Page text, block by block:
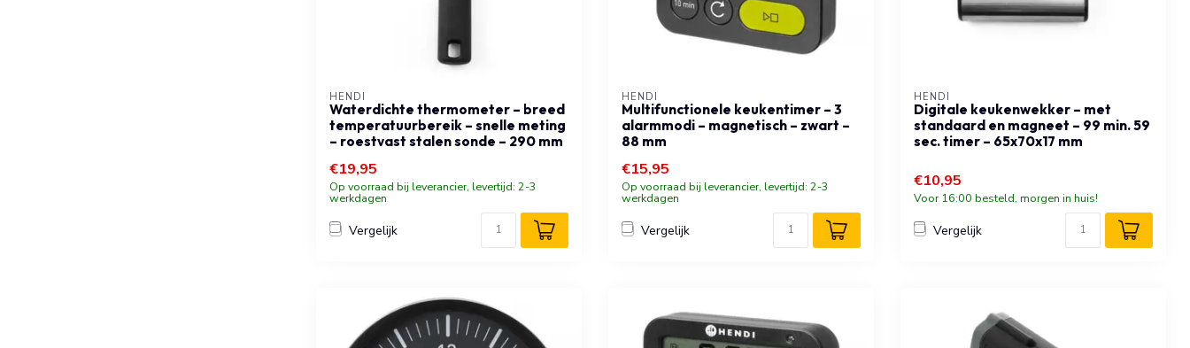
HENDI
Waterdichte thermometer – breed
temperatuurbereik – snelle meting
– roestvast stalen sonde – 290 mm
€19,95
Op voorraad bij leverancier, levertijd: 2-3
werkdagen
Vergelijk
HENDI
Multifunctionele keukentimer – 3
alarmmodi – magnetisch – zwart –
88 mm
€15,95
Op voorraad bij leverancier, levertijd: 2-3
werkdagen
Vergelijk
HENDI
Digitale keukenwekker – met
standaard en magneet – 99 min. 59
sec. timer – 65x70x17 mm
€10,95
Voor 16:00 besteld, morgen in huis!
Vergelijk